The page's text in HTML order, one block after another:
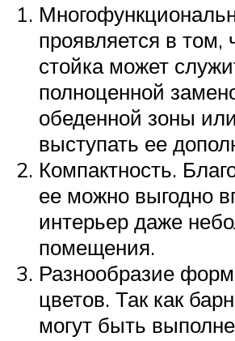
проявляется в том,
стойка может
полноценной
обеденной зоны
выступать ее
Компактность.
ее можно выгодно
интерьер даже
помещения.
Разнообразие
цветов. Так как
могут быть